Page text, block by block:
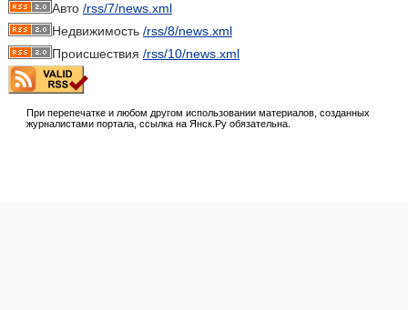
Авто /rss/7/news.xml
Недвижимость /rss/8/news.xml
Происшествия /rss/10/news.xml
При перепечатке и любом другом использовании материалов, созданных
журналистами портала, ссылка на Янск.Ру обязательна.